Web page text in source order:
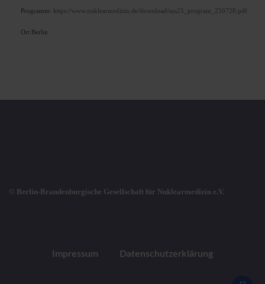
Programm: https://www.nuklearmedizin.de/download/sus25_program_250728.pdf
Ort Berlin
© Berlin-Brandenburgische Gesellschaft für Nuklearmedizin e.V.
Impressum Datenschutzerklärung